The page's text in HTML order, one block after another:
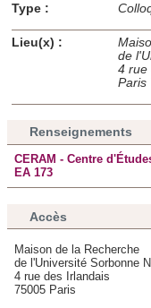
Type :
Lieu(x) :
de
4 rue
Paris
Renseignements
CERAM - Centre
EA 173
Accès
Maison de la Recherche
de l'Université Sorbonne
4 rue des Irlandais
75005 Paris